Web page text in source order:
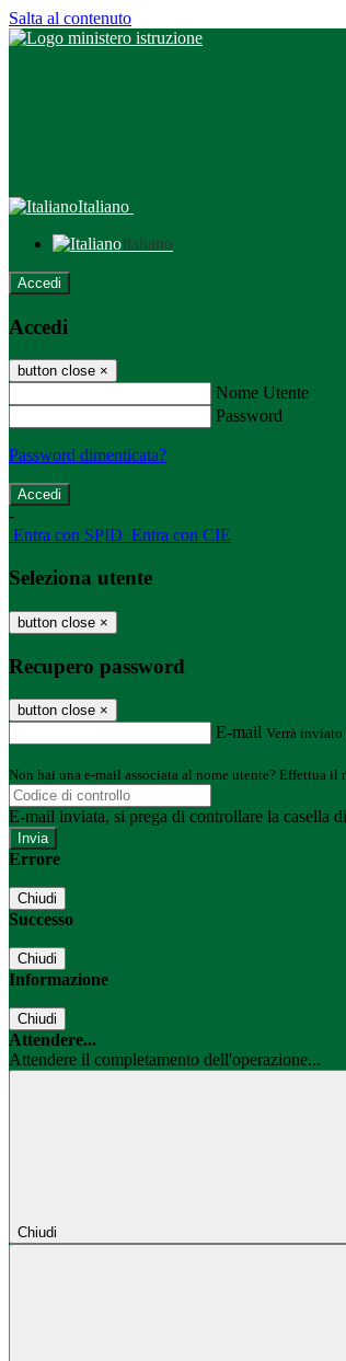
Salta al contenuto
Italiano
Italiano
Accedi
Accedi
button close ×
Nome Utente
Password
Password dimenticata?
-
Entra con SPID Entra con CIE
Seleziona utente
button close ×
Recupero password
button close ×
E-mail Verrà
Non hai una e-mail associata al nome utente? Effettua il
E-mail inviata, si prega di controllare la casella
Errore
Chiudi
Successo
Chiudi
Informazione
Chiudi
Attendere...
Attendere il completamento dell'operazione...
Chiudi